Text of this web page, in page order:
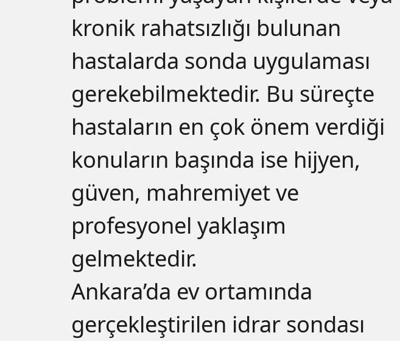
kronik rahatsızlığı bulunan
hastalarda sonda uygulaması
gerekebilmektedir. Bu süreçte
hastaların en çok önem verdiği
konuların başında ise hijyen,
güven, mahremiyet ve
profesyonel yaklaşım
gelmektedir.
Ankara’da ev ortamında
gerçekleştirilen idrar sondası